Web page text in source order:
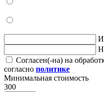
Согласен(-на) на
согласно политике
Минимальная стоимость
300